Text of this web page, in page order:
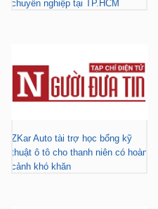
chuyên nghiệp tại TP.HCM
ZKar Auto tài trợ học bổng kỹ
thuật ô tô cho thanh niên có hoàn
cảnh khó khăn